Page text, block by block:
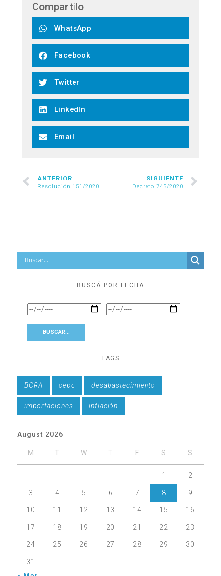
Compartilo
WhatsApp
Facebook
Twitter
LinkedIn
Email
ANTERIOR
Resolución 151/2020
SIGUIENTE
Decreto 745/2020
BUSCÁ POR FECHA
TAGS
BCRA cepo desabastecimiento
importaciones inflación
August 2026
M T W T F S S
1 2
3 4 5 6 7 8 9
10 11 12 13 14 15 16
17 18 19 20 21 22 23
24 25 26 27 28 29 30
31